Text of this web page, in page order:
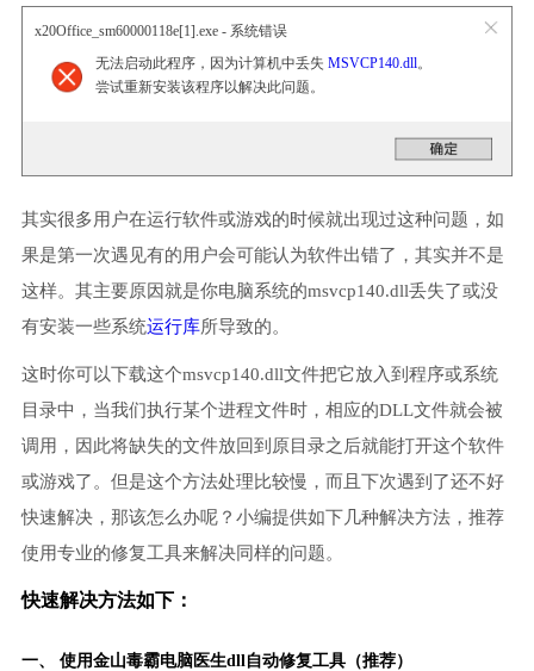
x20Office_sm60000118e[1].exe - 系统错误
无法启动此程序，因为计算机中丢失 MSVCP140.dll。
尝试重新安装该程序以解决此问题。
其实很多用户在运行软件或游戏的时候就出现过这种问题，如
果是第一次遇见有的用户会可能认为软件出错了，其实并不是
这样。其主要原因就是你电脑系统的msvcp140.dll丢失了或没
有安装一些系统运行库所导致的。
这时你可以下载这个msvcp140.dll文件把它放入到程序或系统
目录中，当我们执行某个进程文件时，相应的DLL文件就会被
调用，因此将缺失的文件放回到原目录之后就能打开这个软件
或游戏了。但是这个方法处理比较慢，而且下次遇到了还不好
快速解决，那该怎么办呢？小编提供如下几种解决方法，推荐
使用专业的修复工具来解决同样的问题。
快速解决方法如下：
一、 使用金山毒霸电脑医生dll自动修复工具（推荐）